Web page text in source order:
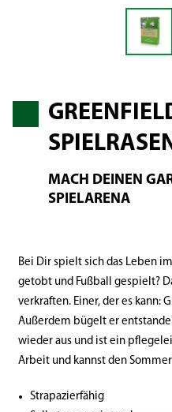
MACH DEINEN
SPIELARENA
Bei Dir spielt sich das Leben
getobt und Fußball gespielt?
verkraften. Einer, der es kann:
Außerdem bügelt er
wieder aus und ist ein
Arbeit und kannst den
Strapazierfähig